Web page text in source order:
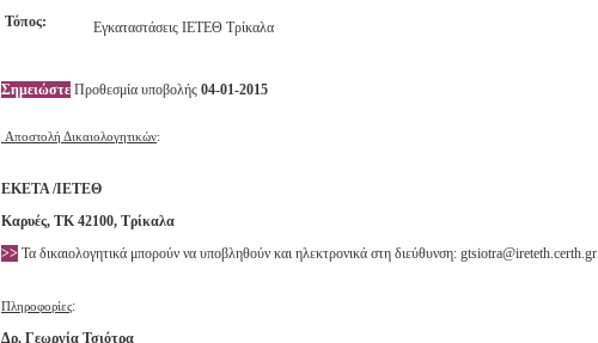
Τόπος:
Εγκαταστάσεις ΙΕΤΕΘ Τρίκαλα
Σημειώστε Προθεσμία υποβολής 04-01-2015
Αποστολή Δικαιολογητικών:
ΕΚΕΤΑ /ΙΕΤΕΘ
Καρυές, ΤΚ 42100, Τρίκαλα
>> Τα δικαιολογητικά μπορούν να υποβληθούν και ηλεκτρονικά στη διεύθυνση: gtsiotra@ireteth.certh.gr
Πληροφορίες:
Δρ. Γεωργία Τσιότρα